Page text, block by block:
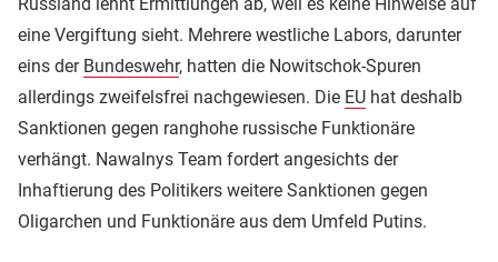
eine Vergiftung sieht. Mehrere westliche Labors, darunter
eins der Bundeswehr, hatten die Nowitschok-Spuren
allerdings zweifelsfrei nachgewiesen. Die EU hat deshalb
Sanktionen gegen ranghohe russische Funktionäre
verhängt. Nawalnys Team fordert angesichts der
Inhaftierung des Politikers weitere Sanktionen gegen
Oligarchen und Funktionäre aus dem Umfeld Putins.